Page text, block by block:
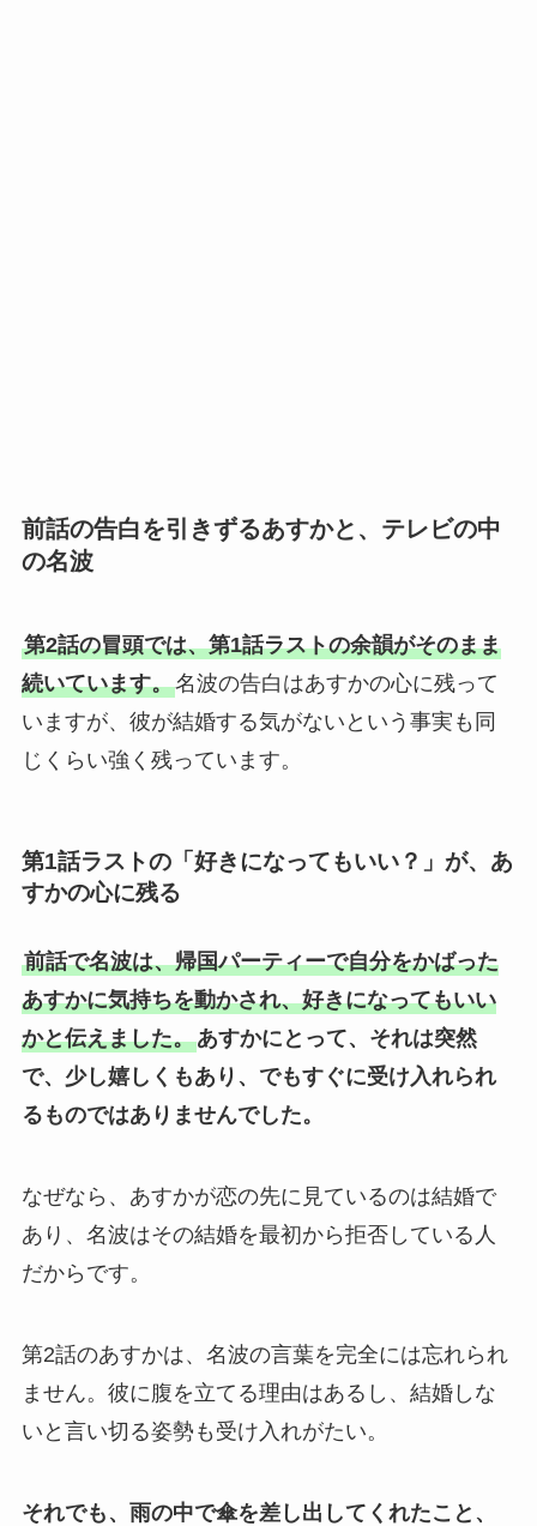
前話の告白を引きずるあすかと、テレビの中
の名波
第2話の冒頭では、第1話ラストの余韻がそのまま
続いています。名波の告白はあすかの心に残って
いますが、彼が結婚する気がないという事実も同
じくらい強く残っています。
第1話ラストの「好きになってもいい？」が、あ
すかの心に残る
前話で名波は、帰国パーティーで自分をかばった
あすかに気持ちを動かされ、好きになってもいい
かと伝えました。あすかにとって、それは突然
で、少し嬉しくもあり、でもすぐに受け入れられ
るものではありませんでした。
なぜなら、あすかが恋の先に見ているのは結婚で
あり、名波はその結婚を最初から拒否している人
だからです。
第2話のあすかは、名波の言葉を完全には忘れられ
ません。彼に腹を立てる理由はあるし、結婚しな
いと言い切る姿勢も受け入れがたい。
それでも、雨の中で傘を差し出してくれたこと、